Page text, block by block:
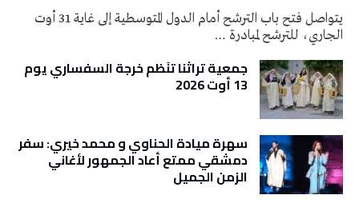
يتواصل فتح باب الترشح أمام الدول المتوسطية إلى غاية 31 أوت
الجاري، للترشح لمبادرة …
جمعية تراثنا تنَظم خرجة السفساري يوم
13 أوت 2026
سهرة ميادة الحناوي و محمد خيري: سفر
دمشقي ممتع أعاد الجمهور لأغاني
الزمن الجميل